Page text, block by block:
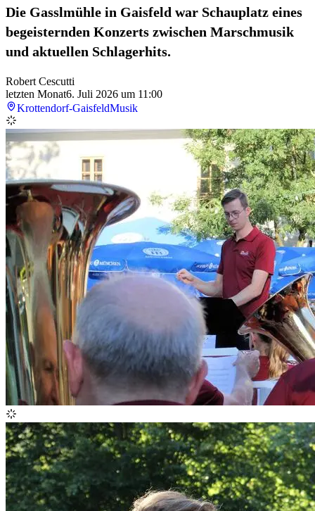
Die Gasslmühle in Gaisfeld war Schauplatz eines
begeisternden Konzerts zwischen Marschmusik
und aktuellen Schlagerhits.
Robert Cescutti
letzten Monat6. Juli 2026 um 11:00
Krottendorf-GaisfeldMusik